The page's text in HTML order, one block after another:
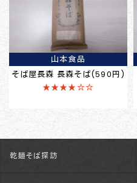
山本食品
そば屋長森 長森そば(590円)
★★★★☆☆
乾麺そば探訪